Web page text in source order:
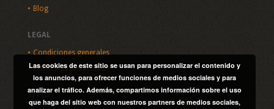
Blog
LEGAL
Condiciones generales
Política de privacidad
SITIO
Las cookies de este sitio se usan para personalizar el contenido y
los anuncios, para ofrecer funciones de medios sociales y para
analizar el tráfico. Además, compartimos información sobre el uso
que haga del sitio web con nuestros partners de medios sociales,